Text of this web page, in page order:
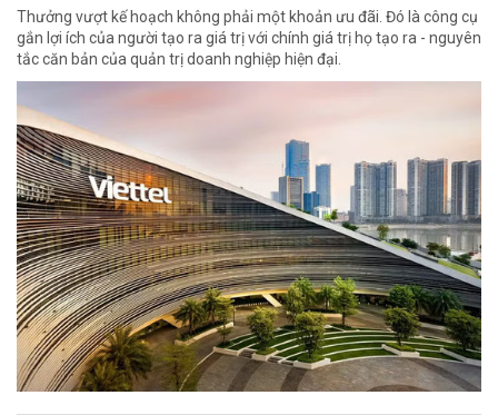
Thưởng vượt kế hoạch không phải một khoản ưu đãi. Đó là công cụ
gắn lợi ích của người tạo ra giá trị với chính giá trị họ tạo ra - nguyên
tắc căn bản của quản trị doanh nghiệp hiện đại.